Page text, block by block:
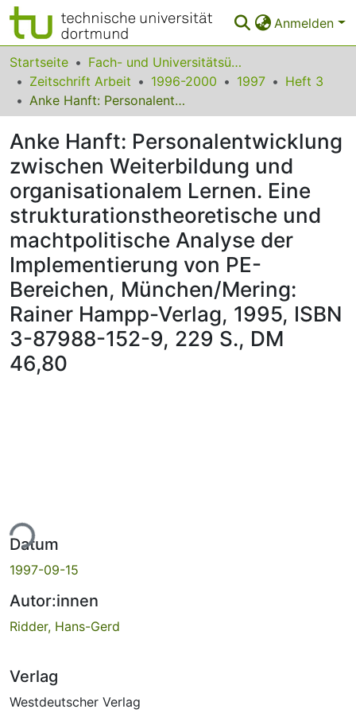
Anmelden
Bereiche & Sammlungen
Das gesamte Repositorium
Leitlinien
Zurück zur Startseite
Startseite
Fach- und Universitätsübergreifendes
Zeitschrift Arbeit
1996-2000 1997
Heft 3
Anke Hanft: Personalentwicklung zwischen Weiterbildung und organisationalem Lernen. Eine strukturationstheoretische und machtpolitische Analyse der Implementierung von PE-Bereichen, München/Mering: Rainer Hampp-Verlag, 1995, ISBN 3-87988-152-9, 229 S., DM 46,80
Anke Hanft: Personalentwicklung
zwischen Weiterbildung und
organisationalem Lernen. Eine
strukturationstheoretische und
machtpolitische Analyse der
Implementierung von PE-
Bereichen, München/Mering:
Rainer Hampp-Verlag, 1995, ISBN
3-87988-152-9, 229 S., DM
46,80
Datum
1997-09-15
Autor:innen
Ridder, Hans-Gerd
Verlag
Westdeutscher Verlag